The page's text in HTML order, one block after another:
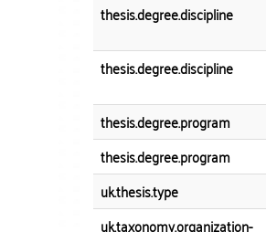
thesis.degree.discipline
thesis.degree.discipline
thesis.degree.program
thesis.degree.program
uk.thesis.type
uk.taxonomy.organization-